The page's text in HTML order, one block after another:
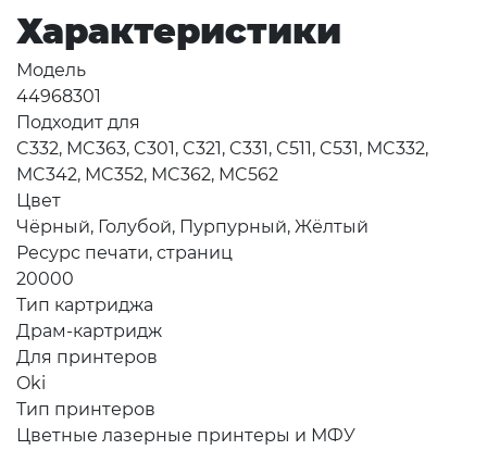
Характеристики
Модель
44968301
Подходит для
C332, MC363, C301, C321, C331, C511, C531, MC332,
MC342, MC352, MC362, MC562
Цвет
Чёрный, Голубой, Пурпурный, Жёлтый
Ресурс печати, страниц
20000
Тип картриджа
Драм-картридж
Для принтеров
Oki
Тип принтеров
Цветные лазерные принтеры и МФУ